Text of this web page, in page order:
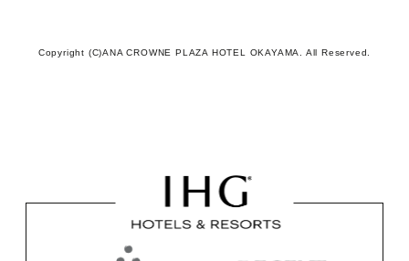
Copyright (C)ANA CROWNE PLAZA HOTEL OKAYAMA. All Reserved.